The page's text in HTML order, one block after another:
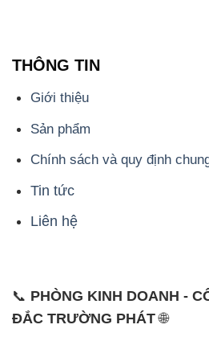
THÔNG TIN
Giới thiệu
Sản phẩm
Chính sách và quy định
Tin tức
Liên hệ
📞 PHÒNG KINH DOANH -
ĐẮC TRƯỜNG PHÁT🌐